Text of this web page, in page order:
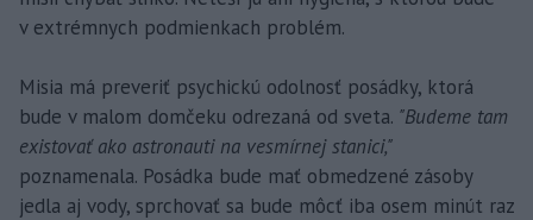
v extrémnych podmienkach problém.
Misia má preveriť psychickú odolnosť posádky, ktorá
bude v malom domčeku odrezaná od sveta. "Budeme tam
existovať ako astronauti na vesmírnej stanici,"
poznamenala. Posádka bude mať obmedzené zásoby
jedla aj vody, sprchovať sa bude môcť iba osem minút raz